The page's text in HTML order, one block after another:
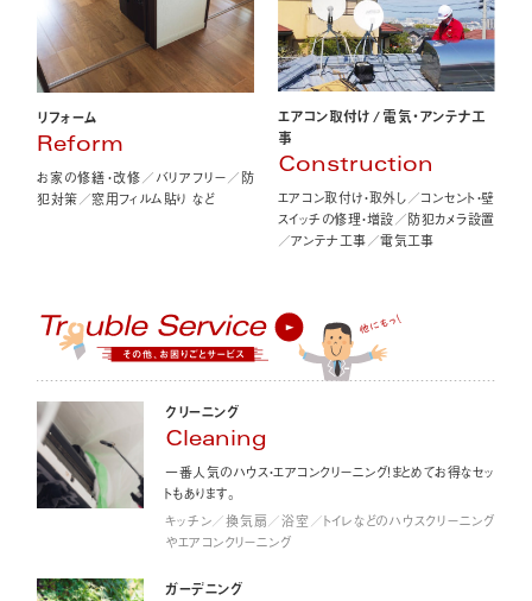
リフォーム
Reform
お家の修繕・改修／バリアフリー／防
犯対策／窓用フィルム貼り など
エアコン取付け/電気・アンテナ工
事
Construction
エアコン取付け・取外し／コンセント・壁
スイッチの修理・増設／防犯カメラ設置
／アンテナ工事／電気工事
クリーニング
Cleaning
一番人気のハウス・エアコンクリーニング！まとめてお得なセッ
トもあります。
キッチン／換気扇／浴室／トイレなどのハウスクリーニング
やエアコンクリーニング
ガーデニング